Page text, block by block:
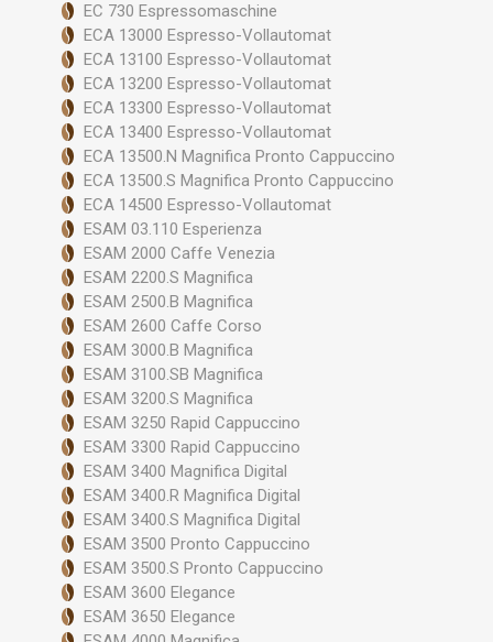
EC 730 Espressomaschine
ECA 13000 Espresso-Vollautomat
ECA 13100 Espresso-Vollautomat
ECA 13200 Espresso-Vollautomat
ECA 13300 Espresso-Vollautomat
ECA 13400 Espresso-Vollautomat
ECA 13500.N Magnifica Pronto Cappuccino
ECA 13500.S Magnifica Pronto Cappuccino
ECA 14500 Espresso-Vollautomat
ESAM 03.110 Esperienza
ESAM 2000 Caffe Venezia
ESAM 2200.S Magnifica
ESAM 2500.B Magnifica
ESAM 2600 Caffe Corso
ESAM 3000.B Magnifica
ESAM 3100.SB Magnifica
ESAM 3200.S Magnifica
ESAM 3250 Rapid Cappuccino
ESAM 3300 Rapid Cappuccino
ESAM 3400 Magnifica Digital
ESAM 3400.R Magnifica Digital
ESAM 3400.S Magnifica Digital
ESAM 3500 Pronto Cappuccino
ESAM 3500.S Pronto Cappuccino
ESAM 3600 Elegance
ESAM 3650 Elegance